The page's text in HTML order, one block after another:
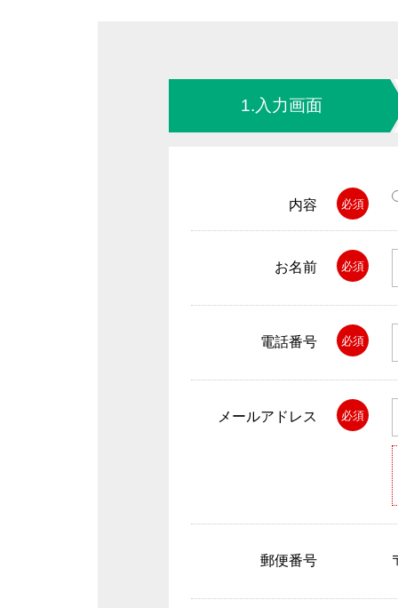
1.入力画面
内容 必須
お名前 必須
電話番号 必須
メールアドレス 必須
郵便番号